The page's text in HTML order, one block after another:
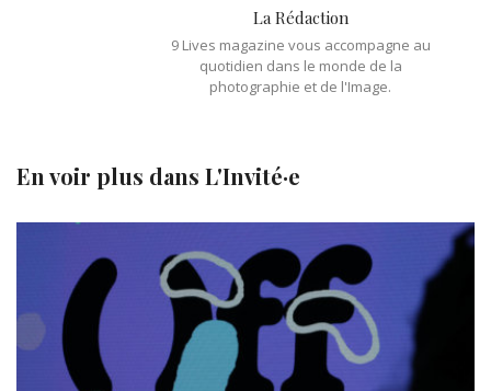
La Rédaction
9 Lives magazine vous accompagne au
quotidien dans le monde de la
photographie et de l'Image.
En voir plus dans L'Invité·e